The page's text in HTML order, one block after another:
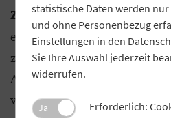
Zacher:Natürlich bin ich
einen habe ich jahrelang auf
zum anderen war ich diese
Aber es hilft nichts, dem
versuche jetzt, nach vorne
statistische Daten werden
und ohne Personenbezug
Einstellungen in den
Sie Ihre Auswahl jederzeit
widerrufen.
Ja
Erforderlich: